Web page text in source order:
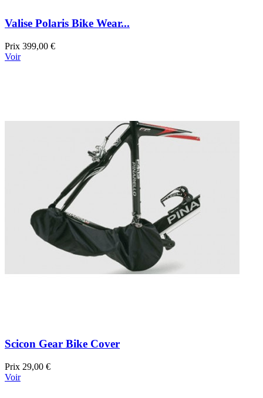
Valise Polaris Bike Wear...
Prix 399,00 €
Voir
Scicon Gear Bike Cover
Prix 29,00 €
Voir